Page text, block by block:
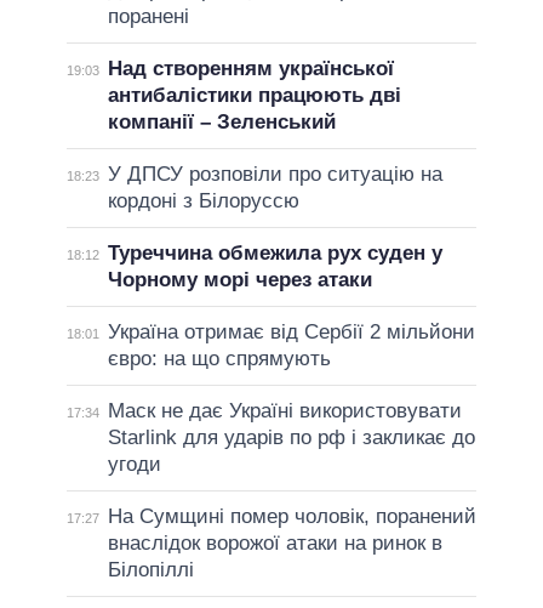
поранені
19:03
Над створенням української
антибалістики працюють дві
компанії – Зеленський
18:23 У ДПСУ розповіли про ситуацію на
кордоні з Білоруссю
18:12 Туреччина обмежила рух суден у
Чорному морі через атаки
18:01
Україна отримає від Сербії 2 мільйони
євро: на що спрямують
17:34
Маск не дає Україні використовувати
Starlink для ударів по рф і закликає до
угоди
17:27
На Сумщині помер чоловік, поранений
внаслідок ворожої атаки на ринок в
Білопіллі